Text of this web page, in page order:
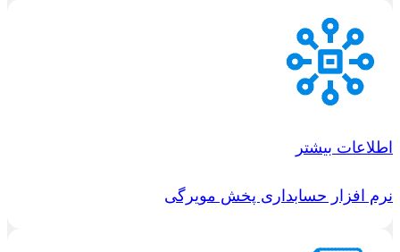
اطلاعات بیشتر
نرم افزار حسابداری پخش مویرگی